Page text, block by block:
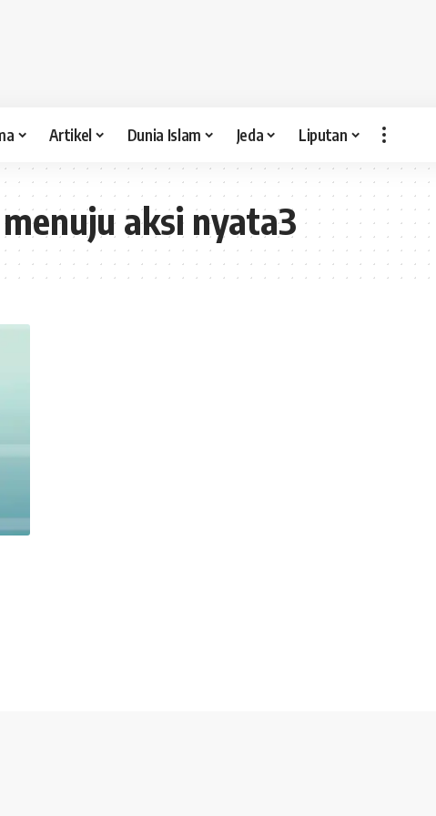
Artikel Dunia Islam Jeda Liputan
aksi nyata3